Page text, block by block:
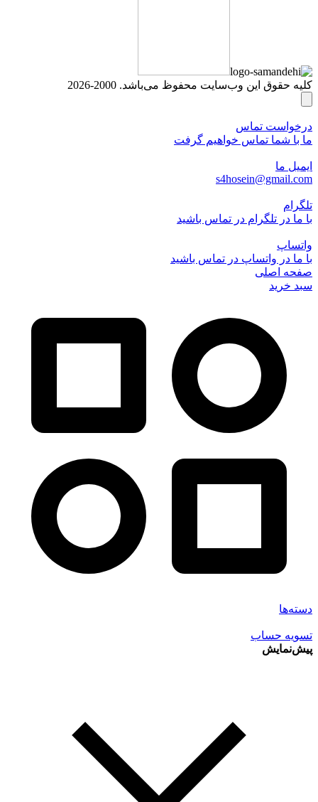
کلیه حقوق این وب‌سایت محفوظ می‌باشد. 2000-2026
درخواست تماس
ما با شما تماس خواهیم گرفت
ایمیل ما
s4hosein@gmail.com
تلگرام
با ما در تلگرام در تماس باشید
واتساپ
با ما در واتساپ در تماس باشید
صفحه اصلی
سبد خرید
دسته‌ها
تسویه حساب
پیش‌نمایش